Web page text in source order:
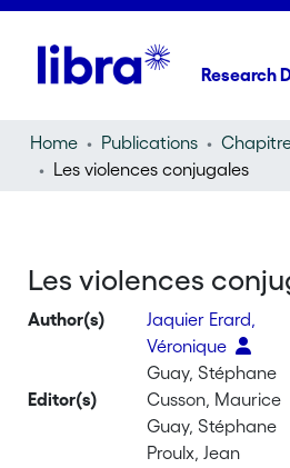
Research
Home Publications
Les violences conjugales
Les violences
Author(s)
Jaquier Erard,
Véronique
Guay, Stéphane
Editor(s)
Cusson, Maurice
Guay, Stéphane
Proulx, Jean